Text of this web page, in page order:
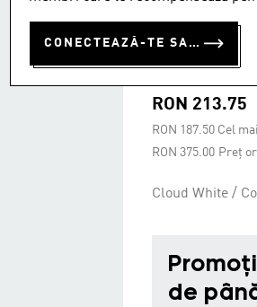
CONECTEAZĂ-TE SAU ÎNSCRIE-TE ACUM
2.0
RON 213.75
RON 187.50 Cel
Preț
Preț redus de la
RON 375.00la
Cloud White /
de